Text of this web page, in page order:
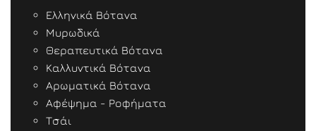
Ελληνικά Βότανα
Μυρωδικά
Θεραπευτικά Βότανα
Καλλυντικά Βότανα
Αρωματικά Βότανα
Αφέψημα - Ροφήματα
Τσάι